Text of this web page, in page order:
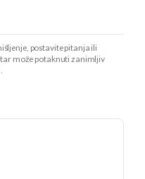
postavite pitanja ili
može potaknuti zanimljiv